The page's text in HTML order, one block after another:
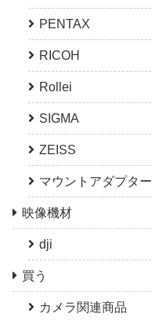
PENTAX
RICOH
Rollei
SIGMA
ZEISS
マウントアダプター
映像機材
dji
買う
カメラ関連商品